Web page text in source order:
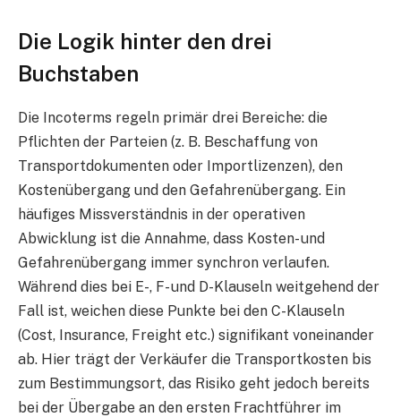
Die Logik hinter den drei
Buchstaben
Die Incoterms regeln primär drei Bereiche: die
Pflichten der Parteien (z. B. Beschaffung von
Transportdokumenten oder Importlizenzen), den
Kostenübergang und den Gefahrenübergang. Ein
häufiges Missverständnis in der operativen
Abwicklung ist die Annahme, dass Kosten- und
Gefahrenübergang immer synchron verlaufen.
Während dies bei E-, F- und D-Klauseln weitgehend der
Fall ist, weichen diese Punkte bei den C-Klauseln
(Cost, Insurance, Freight etc.) signifikant voneinander
ab. Hier trägt der Verkäufer die Transportkosten bis
zum Bestimmungsort, das Risiko geht jedoch bereits
bei der Übergabe an den ersten Frachtführer im